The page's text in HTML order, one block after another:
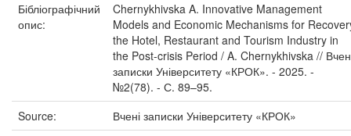
Бібліографічний
опис:
Chernykhivska A. Innovative Management
Models and Economic Mechanisms for
the Hotel, Restaurant and Tourism Industry in
the Post-crisis Period / A. Chernykhivska //
записки Університету «КРОК». - 2025. -
№2(78). - С. 89–95.
Source:
Вчені записки Університету «КРОК»